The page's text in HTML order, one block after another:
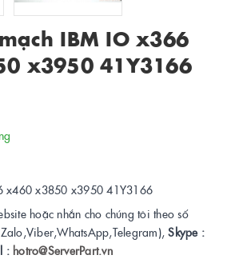
IBM IO x366
x3950 41Y3166
x460 x3850 x3950 41Y3166
hoặc nhắn cho chúng tôi theo số
Skype :
: hotro@ServerPart.vn